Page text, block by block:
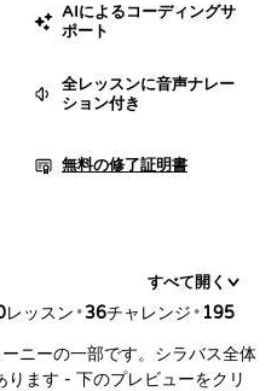
AIによるコーディングサ
ポート
全レッスンに音声ナレー
ション付き
無料の修了証明書
すべて開く
レッスン •36チャレンジ •195
ニーの一部です。シラバス全体
ます - 下のプレビューをクリ